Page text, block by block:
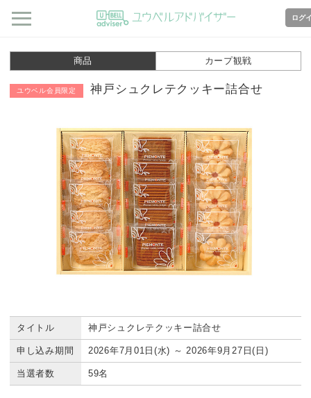
ログ
商品 カープ観戦
ユウベル会員限定 神戸シュクレテクッキー詰合せ
タイトル 神戸シュクレテクッキー詰合せ
申し込み期間 2026年7月01日(水) ～ 2026年9月27日(日)
当選者数 59名